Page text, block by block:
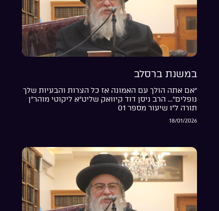
במשנת ברסלב
“אם אתה הולך עם האמונה אז כל הצרות והבעיות שלך
נופלים”… הרב ניסן דוד קיוואק שליט”א ליקוטי מוהר”ן
תורה ל”ו שיעור מספר 01
18/01/2026